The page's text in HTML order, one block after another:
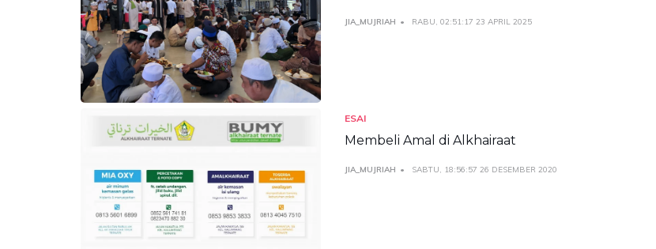
JIA_MUJRIAH RABU, 02:51:17 23 APRIL 2025
ESAI
Membeli Amal di Alkhairaat
JIA_MUJRIAH SABTU, 18:56:57 26 DESEMBER 2020